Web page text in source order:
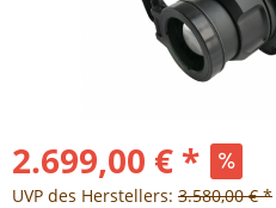
2.699,00 € *
UVP des Herstellers: 3.580,00 € *